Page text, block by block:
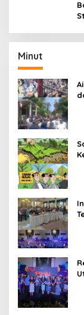
Minut